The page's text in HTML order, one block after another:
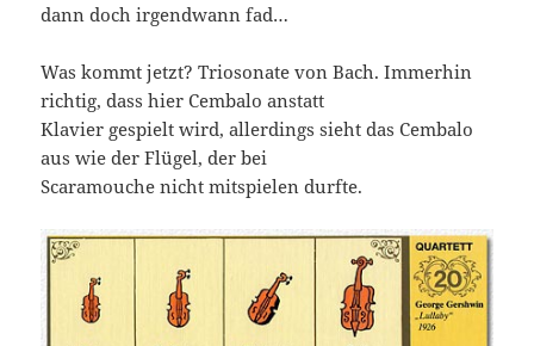
dann doch irgendwann fad…
Was kommt jetzt? Triosonate von Bach. Immerhin
richtig, dass hier Cembalo anstatt
Klavier gespielt wird, allerdings sieht das Cembalo
aus wie der Flügel, der bei
Scaramouche nicht mitspielen durfte.